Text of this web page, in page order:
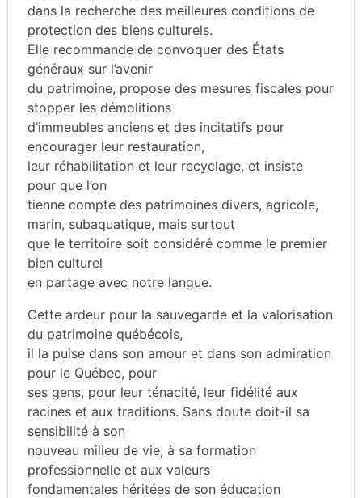
dans la recherche des meilleures conditions de
protection des biens culturels.
Elle recommande de convoquer des États
généraux sur l’avenir
du patrimoine, propose des mesures fiscales pour
stopper les démolitions
d’immeubles anciens et des incitatifs pour
encourager leur restauration,
leur réhabilitation et leur recyclage, et insiste
pour que l’on
tienne compte des patrimoines divers, agricole,
marin, subaquatique, mais surtout
que le territoire soit considéré comme le premier
bien culturel
en partage avec notre langue.
Cette ardeur pour la sauvegarde et la valorisation
du patrimoine québécois,
il la puise dans son amour et dans son admiration
pour le Québec, pour
ses gens, pour leur ténacité, leur fidélité aux
racines et aux traditions. Sans doute doit-il sa
sensibilité à son
nouveau milieu de vie, à sa formation
professionnelle et aux valeurs
fondamentales héritées de son éducation